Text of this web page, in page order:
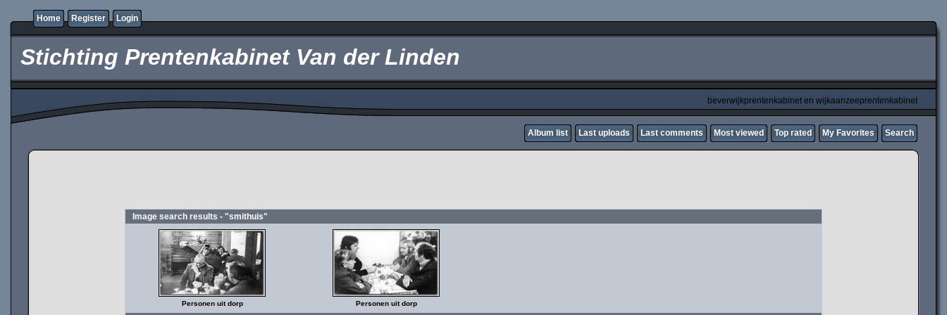
Home Register Login
Stichting Prentenkabinet Van der Linden
beverwijkprentenkabinet en wijkaanzeeprentenkabinet
Album list Last uploads Last comments Most viewed Top rated My Favorites Search
Image search results - "smithuis"
Personen uit dorp Personen uit dorp